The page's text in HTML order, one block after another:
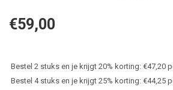
€59,00
Bestel 2 stuks en je krijgt 20% korting: €47,20
Bestel 4 stuks en je krijgt 25% korting: €44,25